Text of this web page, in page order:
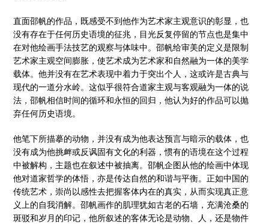
直面邵帆的作品，既感受不到他作为艺术家主观意识的彰显，也
没有存在于任何历史语境的征兆，目光反复停留的节点也是集中
在对他绘画手法技艺的观察与体味中。邵帆给审美的定义是限制
艺术家主观空间膨胀，使艺术成为艺术家和自然融为一体的美学
载体。他并没有在艺术表现中着力于突出个人，这或许是古典与
现代的一道分水岭。这似乎很符合道家主观与客观融为一体的说
法，邵帆相信时间的循环和永恒的回归，他认为好的作品可以抛
弃任何历史语境。
他笔下所描摹的动物，并没有成为他表达预言与暗示的载体，也
没有成为他挑衅或反讽固有文化的利器，惯有的语境在这个过程
中被解构，主题也在叙述中被抽离。邵帆企图从他的绘画中体现
他对道家哲学的体悟，亦是传达自然的和谐与平衡。正如中国的
传统艺术，崇尚以感性去把握客体内在的真实，从而实现真正意
义上的自我消解。邵帆画作的肌理犹如古老的石墙，充满沧桑的
斑驳和岁月的印记，他所叙述的客体无论是动物、人，还是物件